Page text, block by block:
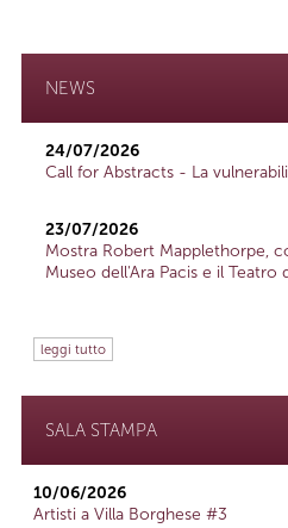
NEWS
24/07/2026
Call for Abstracts - La
23/07/2026
Mostra Robert Mapplethorpe,
Museo dell'Ara Pacis e il Teatro
leggi tutto
SALA STAMPA
10/06/2026
Artisti a Villa Borghese #3